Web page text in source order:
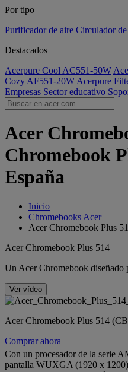
Por tipo
Purificador de aire Circulador
Destacados
Acerpure Cool AC551-50W
Cozy AF551-20W Acerpure
Empresas Sector educativo
Acer
Chromebook
España
Inicio
Chromebooks Acer
Acer Chromebook Plus
Acer Chromebook Plus 514
Un Acer Chromebook diseñado
Ver vídeo
Acer Chromebook Plus 514
Comprar ahora
Con un procesador de la serie
pantalla WUXGA (1920 x